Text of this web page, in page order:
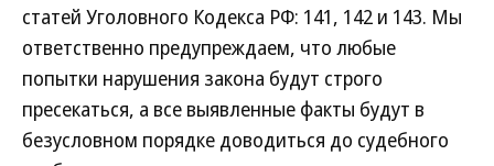
статей Уголовного Кодекса РФ: 141, 142 и 143. Мы
ответственно предупреждаем, что любые
попытки нарушения закона будут строго
пресекаться, а все выявленные факты будут в
безусловном порядке доводиться до судебного